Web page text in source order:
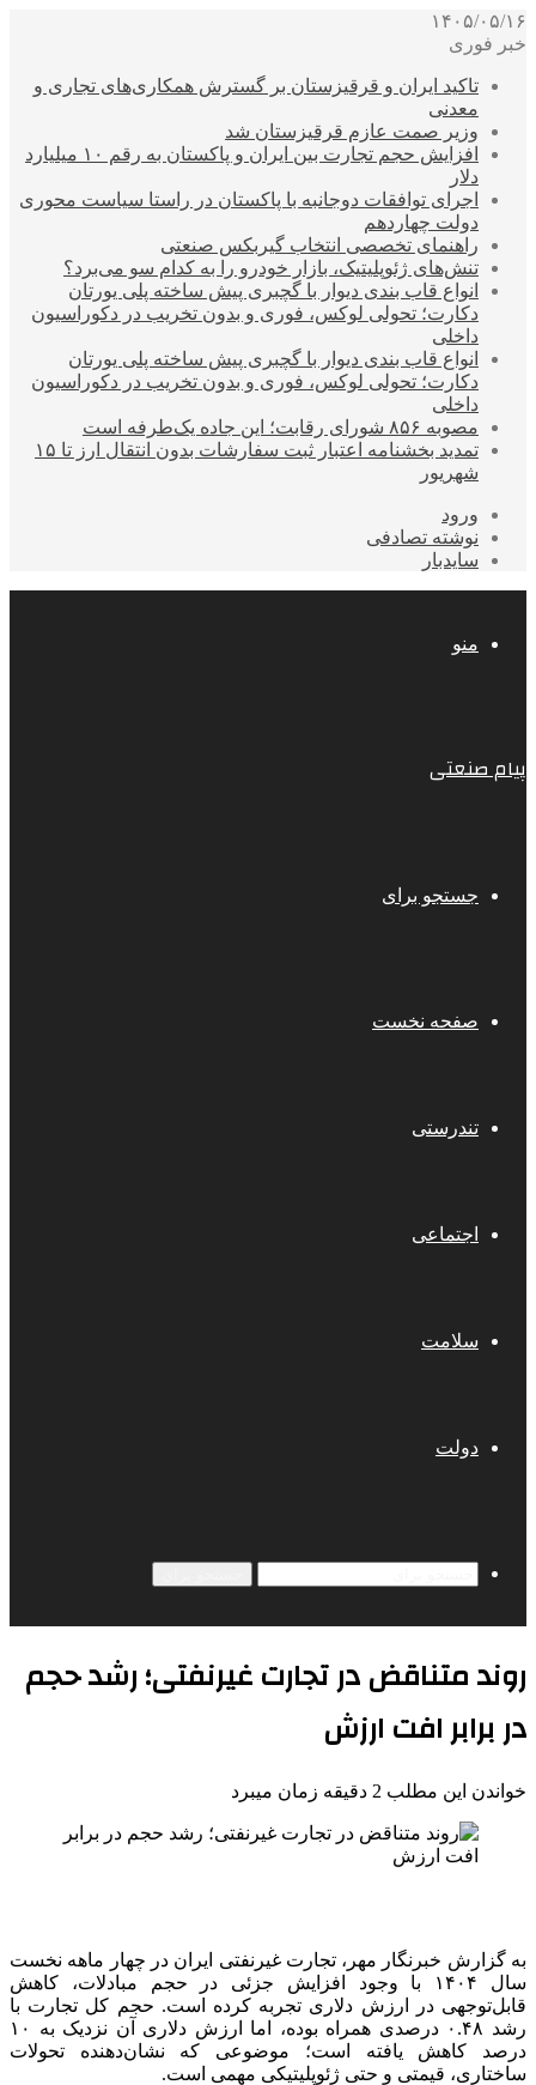
۱۴۰۵/۰۵/۱۶
خبر فوری
تاکید ایران و قرقیزستان بر گسترش همکاری‌های تجاری و
معدنی
وزیر صمت عازم قرقیزستان شد
افزایش حجم تجارت بین ایران و پاکستان به رقم ۱۰ میلیارد
دلار
اجرای توافقات دوجانبه با پاکستان در راستا سیاست محوری
دولت چهاردهم
راهنمای تخصصی انتخاب گیربکس صنعتی
تنش‌های ژئوپلیتیک، بازار خودرو را به کدام سو می‌برد؟
انواع قاب بندی دیوار با گچبری پیش ساخته پلی یورتان
دکارت؛ تحولی لوکس، فوری و بدون تخریب در دکوراسیون
داخلی
انواع قاب بندی دیوار با گچبری پیش ساخته پلی یورتان
دکارت؛ تحولی لوکس، فوری و بدون تخریب در دکوراسیون
داخلی
مصوبه ۸۵۶ شورای رقابت؛ این جاده یک‌طرفه است
تمدید بخشنامه اعتبار ثبت سفارشات بدون انتقال ارز تا ۱۵
شهریور
ورود
نوشته تصادفی
سایدبار
منو
پیام صنعتی
جستجو برای
صفحه نخست
تندرستی
اجتماعی
سلامت
دولت
روند متناقض در تجارت غیرنفتی؛ رشد حجم
در برابر افت ارزش
خواندن این مطلب 2 دقیقه زمان میبرد
به گزارش خبرنگار مهر، تجارت غیرنفتی ایران در چهار ماهه نخست
سال ۱۴۰۴ با وجود افزایش جزئی در حجم مبادلات، کاهش
قابل‌توجهی در ارزش دلاری تجربه کرده است. حجم کل تجارت با
رشد ۰.۴۸ درصدی همراه بوده، اما ارزش دلاری آن نزدیک به ۱۰
درصد کاهش یافته است؛ موضوعی که نشان‌دهنده تحولات
ساختاری، قیمتی و حتی ژئوپلیتیکی مهمی است.